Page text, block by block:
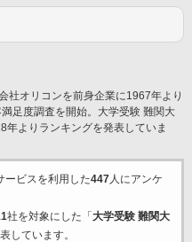
社オリコンを前身企業に1967年より
足度調査を開始。大学受験 難関大
年よりランキングを発表していま
ービスを利用した447人にアンケ
社を対象にした「 大学受験 難関大
しています。